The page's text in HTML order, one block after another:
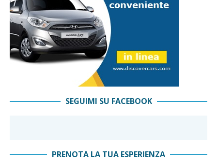
SEGUIMI SU FACEBOOK
PRENOTA LA TUA ESPERIENZA